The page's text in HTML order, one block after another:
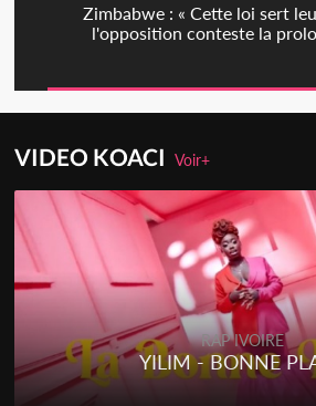
Zimbabwe : « Cette loi sert
l'opposition conteste la
VIDEO KOACIVoir+
RENARD